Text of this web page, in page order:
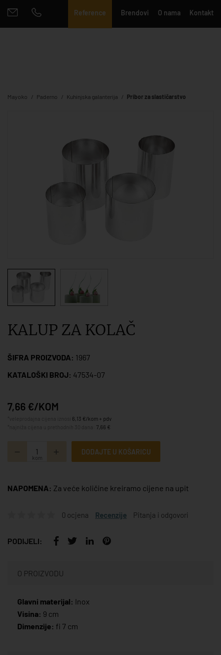
Reference Brendovi O nama Kontakt
Mayoko Paderno Kuhinjska galanterija Pribor za slastičarstvo
KALUP ZA KOLAČ
ŠIFRA PROIZVODA: 1967
KATALOŠKI BROJ: 47534-07
7,66 €/KOM
6,13 €/kom + pdv
7,66 €
kom
DODAJTE U KOŠARICU
NAPOMENA: Za veće količine kreiramo cijene na upit
0 ocjena Recenzije Pitanja i odgovori
PODIJELI:
O PROIZVODU
Glavni materijal: Inox
Visina: 9 cm
Dimenzije: fi 7 cm